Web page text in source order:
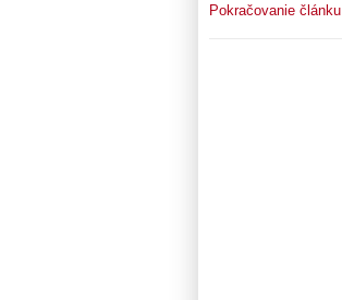
Pokračovanie článku